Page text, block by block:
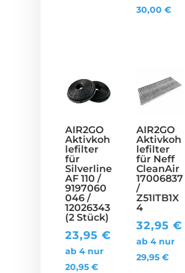
30,00 €
AIR2GO
Aktivkoh
lefilter
für
Silverline
AF 110 /
9197060
046 /
12026343
(2 Stück)
23,95€
ab 4 nur
20,95€
AIR2GO
Aktivkoh
lefilter
für Neff
CleanAir
17006837
/
Z51ITB1X
4
32,95 €
ab 4 nur
29,95 €